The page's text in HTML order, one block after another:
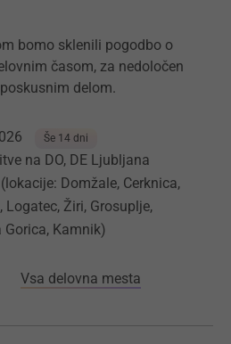
bomo sklenili pogodbo o
časom, za nedoločen
delom.
Še 14 dni
na DO, DE Ljubljana
Domžale, Cerknica,
Logatec, Žiri, Grosuplje,
Gorica, Kamnik)
Vsa delovna mesta